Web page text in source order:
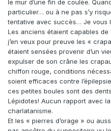
le mur d’une fin de coulée.
particulier… ou à ne pas s’y
tentative avec succès… Je vous
Les anciens étaient capables de
j’en veux pour preuve les «
étaient sensées provenir d’un
expulser de son crâne les
chiffon rouge, conditions
soient efficaces contre
ces petites boules sont des
Lépidotes! Aucun rapport avec
charlatanisme.
Et les « pierres d’orage » ou